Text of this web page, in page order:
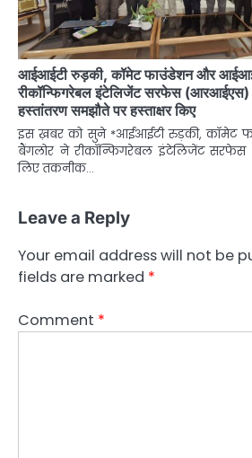
आईआईटी रुड़की, कॉमेट फाउंडेशन और
रीकॉन्फिगरेबल इंटेलिजेंट सरफेस
हस्तांतरण समझौते पर हस्ताक्षर किए
इस ख़बर को सुने *आईआईटी रुड़की, कॉमेट
बैंगलोर ने रीकॉन्फिगरेबल इंटेलिजेंट
लिए तकनीक…
Leave a Reply
Your email address will not be
fields are marked *
Comment *